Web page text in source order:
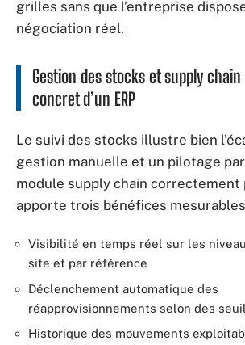
grilles sans que l’entreprise
négociation réel.
Gestion des stocks et supply
concret d’un ERP
Le suivi des stocks illustre bien
gestion manuelle et un pilotage par
module supply chain correctement
apporte trois bénéfices
Visibilité en temps réel sur les
site et par référence
Déclenchement automatique des
réapprovisionnements selon des
Historique des mouvements